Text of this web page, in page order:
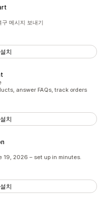
메시지 보내기
설치
answer FAQs, track orders
설치
19, 2026 – set up in minutes.
설치